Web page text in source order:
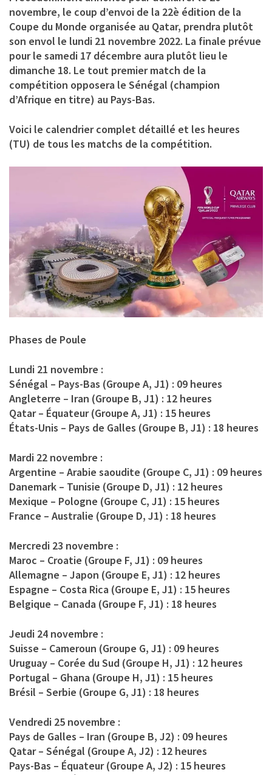
novembre, le coup d’envoi de la 22è édition de la
Coupe du Monde organisée au Qatar, prendra plutôt
son envol le lundi 21 novembre 2022. La finale prévue
pour le samedi 17 décembre aura plutôt lieu le
dimanche 18. Le tout premier match de la
compétition opposera le Sénégal (champion
d’Afrique en titre) au Pays-Bas.
Voici le calendrier complet détaillé et les heures
(TU) de tous les matchs de la compétition.
Phases de Poule
Lundi 21 novembre :
Sénégal – Pays-Bas (Groupe A, J1) : 09 heures
Angleterre – Iran (Groupe B, J1) : 12 heures
Qatar – Équateur (Groupe A, J1) : 15 heures
États-Unis – Pays de Galles (Groupe B, J1) : 18 heures
Mardi 22 novembre :
Argentine – Arabie saoudite (Groupe C, J1) : 09 heures
Danemark – Tunisie (Groupe D, J1) : 12 heures
Mexique – Pologne (Groupe C, J1) : 15 heures
France – Australie (Groupe D, J1) : 18 heures
Mercredi 23 novembre :
Maroc – Croatie (Groupe F, J1) : 09 heures
Allemagne – Japon (Groupe E, J1) : 12 heures
Espagne – Costa Rica (Groupe E, J1) : 15 heures
Belgique – Canada (Groupe F, J1) : 18 heures
Jeudi 24 novembre :
Suisse – Cameroun (Groupe G, J1) : 09 heures
Uruguay – Corée du Sud (Groupe H, J1) : 12 heures
Portugal – Ghana (Groupe H, J1) : 15 heures
Brésil – Serbie (Groupe G, J1) : 18 heures
Vendredi 25 novembre :
Pays de Galles – Iran (Groupe B, J2) : 09 heures
Qatar – Sénégal (Groupe A, J2) : 12 heures
Pays-Bas – Équateur (Groupe A, J2) : 15 heures